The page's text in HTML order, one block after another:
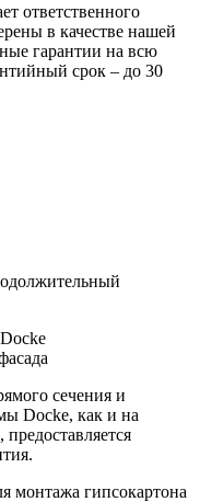
ответственного
в качестве нашей
гарантии на всю
срок – до 30
сечения и
Docke, как и на
монтажа гипсокартона